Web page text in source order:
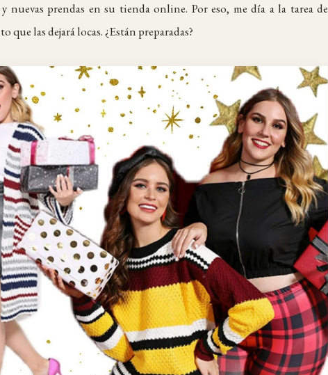
prendas en su tienda online. Por eso, me día a la tarea de
las dejará locas. ¿Están preparadas?